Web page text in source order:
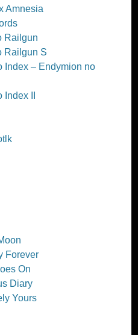
Amnesia
Railgun
Railgun S
Index – Endymion no
II
Forever
On
Diary
Yours